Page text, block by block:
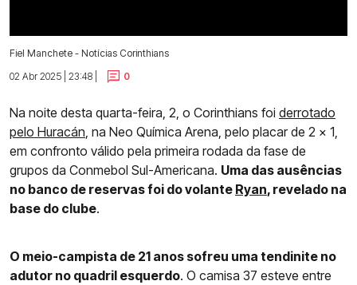
Fiel Manchete - Notícias Corinthians
02 Abr 2025 | 23:48 |
0
Na noite desta quarta-feira, 2, o Corinthians foi derrotado
pelo Huracán, na Neo Química Arena, pelo placar de 2 x 1,
em confronto válido pela primeira rodada da fase de
grupos da Conmebol Sul-Americana. Uma das ausências
no banco de reservas foi do volante Ryan, revelado na
base do clube.
O meio-campista de 21 anos sofreu uma tendinite no
adutor no quadril esquerdo. O camisa 37 esteve entre